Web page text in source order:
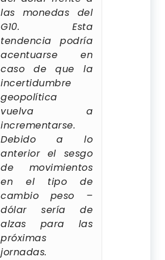
las monedas del
G10. Esta
tendencia podría
acentuarse en
caso de que la
incertidumbre
geopolítica
vuelva a
incrementarse.
Debido a lo
anterior el sesgo
de movimientos
en el tipo de
cambio peso –
dólar sería de
alzas para las
próximas
jornadas.